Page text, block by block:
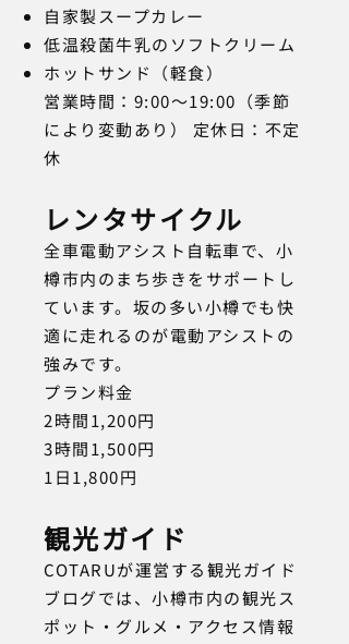
自家製スープカレー
低温殺菌牛乳のソフトクリーム
ホットサンド（軽食）
営業時間：9:00〜19:00（季節
により変動あり） 定休日：不定
休
レンタサイクル
全車電動アシスト自転車で、小
樽市内のまち歩きをサポートし
ています。坂の多い小樽でも快
適に走れるのが電動アシストの
強みです。
プラン料金
2時間1,200円
3時間1,500円
1日1,800円
観光ガイド
COTARUが運営する観光ガイド
ブログでは、小樽市内の観光ス
ポット・グルメ・アクセス情報